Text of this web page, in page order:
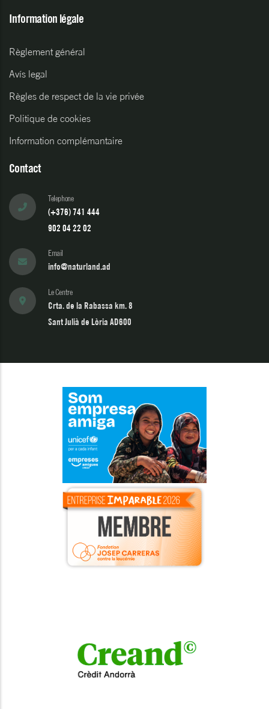
Information légale
Règlement général
Avís legal
Règles de respect de la vie privée
Politique de cookies
Information complémantaire
Contact
Telephone
(+376) 741 444
902 04 22 02
Email
info@naturland.ad
Le Centre
Crta. de la Rabassa km. 8
Sant Julià de Lòria AD600